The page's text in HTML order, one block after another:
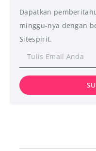
Dapatkan
minggu-nya dengan
Sitespirit.